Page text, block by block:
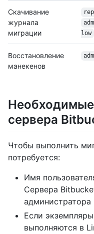
Скачивание
журнала
миграции
low
Восстановление
манекенов
сервера
Чтобы выполнить
потребуется:
Имя
Сервера
Если
выполняются в